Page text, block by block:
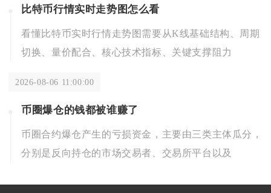
比特币行情实时走势图怎么看
看懂比特币实时行情走势图需要从K线基础结构、周期
切换、量价配合、核心技术指标、关键支撑阻力
2026-08-06 11:00:00
币圈爆仓的钱都被谁赚了
币圈合约爆仓产生的亏损资金，主要由三类主体瓜分，
分别是反向持仓的市场交易者、交易所平台以及